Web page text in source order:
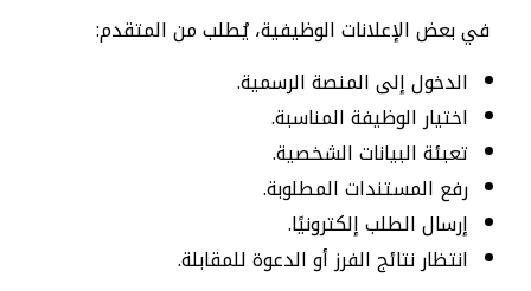
في بعض الإعلانات الوظيفية، يُطلب من المتقدم:
الدخول إلى المنصة الرسمية.
اختيار الوظيفة المناسبة.
تعبئة البيانات الشخصية.
رفع المستندات المطلوبة.
إرسال الطلب إلكترونيًا.
انتظار نتائج الفرز أو الدعوة للمقابلة.